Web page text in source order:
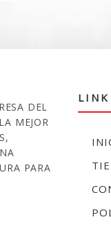
DEL
MEJOR
PARA
LINK